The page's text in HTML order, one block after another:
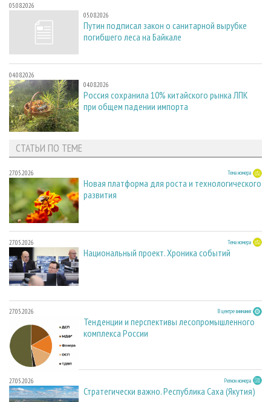
05.08.2026
05.08.2026
Путин подписал закон о санитарной вырубке
погибшего леса на Байкале
04.08.2026
04.08.2026
Россия сохранила 10% китайского рынка ЛПК
при общем падении импорта
СТАТЬИ ПО ТЕМЕ
27.05.2026 Тема номера
Новая платформа для роста и технологического
развития
27.05.2026 Тема номера
Национальный проект. Хроника событий
27.05.2026 В центре внимания
Тенденции и перспективы лесопромышленного
комплекса России
27.05.2026 Регион номера
Стратегически важно. Республика Саха (Якутия)